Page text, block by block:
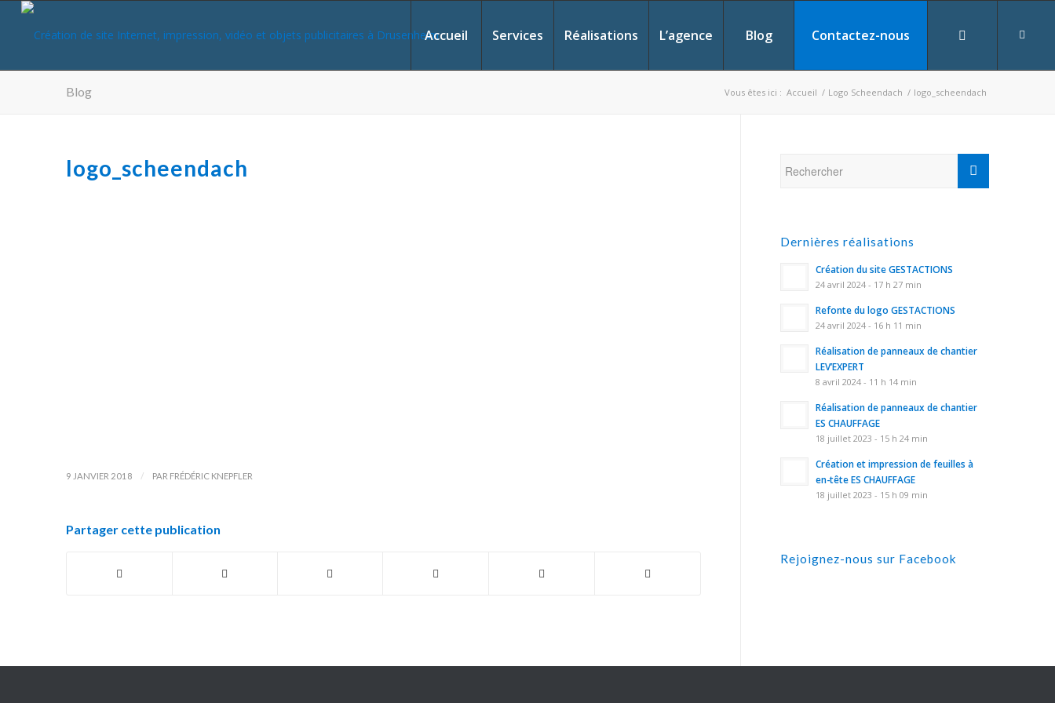
Accueil Services Réalisations L’agence Blog Contactez-nous
Blog Vous êtes ici : Accueil / Logo Scheendach / logo_scheendach
logo_scheendach
9 JANVIER 2018 / PAR FRÉDÉRIC KNEPFLER
Partager cette publication
Dernières réalisations
Création du site GESTACTIONS
24 avril 2024 - 17 h 27 min
Refonte du logo GESTACTIONS
24 avril 2024 - 16 h 11 min
Réalisation de panneaux de chantier
LEV’EXPERT
8 avril 2024 - 11 h 14 min
Réalisation de panneaux de chantier
ES CHAUFFAGE
18 juillet 2023 - 15 h 24 min
Création et impression de feuilles à
en-tête ES CHAUFFAGE
18 juillet 2023 - 15 h 09 min
Rejoignez-nous sur Facebook